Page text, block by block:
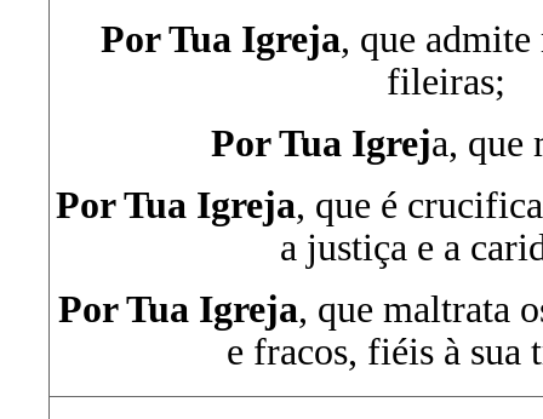
Por Tua Igreja, que admite
fileiras;
Por Tua Igreja, que
Por Tua Igreja, que é
a justiça e a
Por Tua Igreja, que maltrata
e fracos, fiéis à sua